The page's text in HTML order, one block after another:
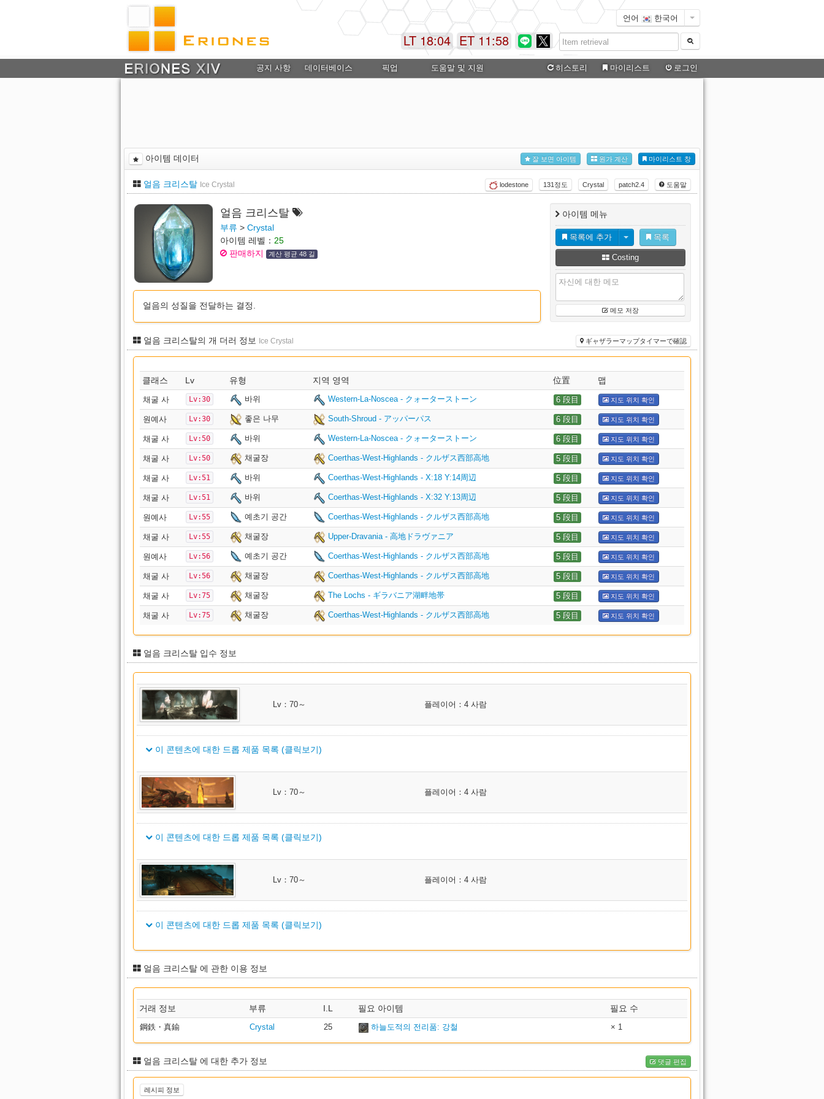
언어 한국어
ET 11:58
LT 18:04
공지 사항 데이터베이스 픽업 도움말 및 지원 히스토리 마이리스트 로그인
아이템 데이터 마이리스트 창
원가 계산
잘 보면 아이템
얼음 크리스탈 Ice Crystal 도움말
patch2.4
Crystal
131정도
lodestone
얼음 크리스탈
부류 > Crystal
아이템 레벨： 25
판매하지
계산 평균 48 길
얼음의 성질을 전달하는 결정.
아이템 메뉴
목록에 추가 목록
Costing
메모 저장
얼음 크리스탈의 개 더러 정보 Ice Crystal ギャザラーマップタイマーで確認
클래스 Lv 유형 지역 영역 位置 맵
채굴 사 Lv:30 바위 Western-La-Noscea - クォーターストーン 6 段目 지도 위치 확인
원예사 Lv:30 좋은 나무 South-Shroud - アッパーパス 6 段目 지도 위치 확인
채굴 사 Lv:50 바위 Western-La-Noscea - クォーターストーン 6 段目 지도 위치 확인
채굴 사 Lv:50 채굴장 Coerthas-West-Highlands - クルザス西部高地 5 段目 지도 위치 확인
채굴 사 Lv:51 바위 Coerthas-West-Highlands - X:18 Y:14周辺 5 段目 지도 위치 확인
채굴 사 Lv:51 바위 Coerthas-West-Highlands - X:32 Y:13周辺 5 段目 지도 위치 확인
원예사 Lv:55 예초기 공간 Coerthas-West-Highlands - クルザス西部高地 5 段目 지도 위치 확인
채굴 사 Lv:55 채굴장 Upper-Dravania - 高地ドラヴァニア 5 段目 지도 위치 확인
원예사 Lv:56 예초기 공간 Coerthas-West-Highlands - クルザス西部高地 5 段目 지도 위치 확인
채굴 사 Lv:56 채굴장 Coerthas-West-Highlands - クルザス西部高地 5 段目 지도 위치 확인
채굴 사 Lv:75 채굴장 The Lochs - ギラバニア湖畔地帯 5 段目 지도 위치 확인
채굴 사 Lv:75 채굴장 Coerthas-West-Highlands - クルザス西部高地 5 段目 지도 위치 확인
얼음 크리스탈 입수 정보
Lv：70～ 플레이어：4 사람
이 콘텐츠에 대한 드롭 제품 목록 (클릭보기)
아이템 이름
Skallic Belt of Fending
Skallic Belt of Maiming
Waist 315
LNC DRG
Skallic Belt of Striking
Skallic Belt of Scouting
Waist 315
ROG NIN
Skallic Belt of Aiming
315
ARC BRD MCH
Skallic Belt of Casting
Skallic Belt of Healing
Waist 315
CNJ WHM SCH AST
Skallic Boots of Fending
Skallic Boots of Maiming
Feet 315
LNC DRG
Skallic Shoes of Striking
Skallic Shoes of Scouting
Feet 315
ROG NIN
Skallic Shoes of Aiming
Feet
Skallic Shoes of Casting
Feet 315
Skallic Shoes of Healing
Feet 315
CNJ WHM SCH AST
Skallic Goggles of Fending
Skallic Headgear of Maiming
Head 315
LNC DRG
Skallic Cap of Striking
Lv：70～ 플레이어：4 사람
이 콘텐츠에 대한 드롭 제품 목록 (클릭보기)
아이템 이름
Farlander Belt of Fending
Farlander Belt of Maiming
Waist 325
LNC DRG
Farlander Belt of Striking
Farlander Belt of Aiming
Farlander Belt of Healing
Waist 325
CNJ WHM SCH AST
Farlander Thighboots of Fending
Feet 325
GLA MRD PLD WAR
Farlander Sollerets of Striking
Farlander Boots of Aiming
Lv：70～ 플레이어：4 사람
이 콘텐츠에 대한 드롭 제품 목록 (클릭보기)
Farlander Belt of Fending Waist 325
GLA MRD PLD WAR
Farlander Belt of Striking
Farlander Belt of Scouting
Waist
Farlander Belt of Casting
Waist 325
3127
Farlander Belt of Healing
얼음 크리스탈 에 관한 이용 정보
거래 정보 부류 I.L 필요 아이템 필요 수
鋼鉄・真鍮 Crystal 25 하늘도적의 전리품: 강철 × 1
얼음 크리스탈 에 대한 추가 정보 댓글 편집
레시피 정보